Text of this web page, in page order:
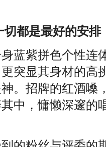
都是最好的安排
紫拼色个性连
突显其身材的高
。招牌的红酒嗓
中，慵懒深邃的